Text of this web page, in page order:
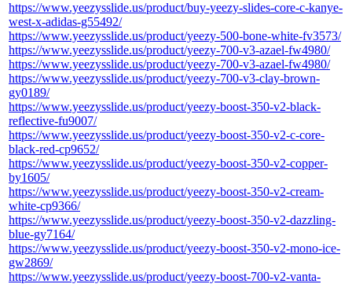
https://www.yeezysslide.us/product/buy-yeezy-slides-core-c-kanye-
west-x-adidas-g55492/
https://www.yeezysslide.us/product/yeezy-500-bone-white-fv3573/
https://www.yeezysslide.us/product/yeezy-700-v3-azael-fw4980/
https://www.yeezysslide.us/product/yeezy-700-v3-azael-fw4980/
https://www.yeezysslide.us/product/yeezy-700-v3-clay-brown-
gy0189/
https://www.yeezysslide.us/product/yeezy-boost-350-v2-black-
reflective-fu9007/
https://www.yeezysslide.us/product/yeezy-boost-350-v2-c-core-
black-red-cp9652/
https://www.yeezysslide.us/product/yeezy-boost-350-v2-copper-
by1605/
https://www.yeezysslide.us/product/yeezy-boost-350-v2-cream-
white-cp9366/
https://www.yeezysslide.us/product/yeezy-boost-350-v2-dazzling-
blue-gy7164/
https://www.yeezysslide.us/product/yeezy-boost-350-v2-mono-ice-
gw2869/
https://www.yeezysslide.us/product/yeezy-boost-700-v2-vanta-